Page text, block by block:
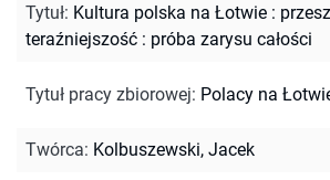
Tytuł: Kultura polska na Łotwie :
teraźniejszość : próba zarysu całości
Tytuł pracy zbiorowej: Polacy na
Twórca: Kolbuszewski, Jacek